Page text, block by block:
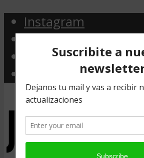
Instagram
Facebook
Twitter